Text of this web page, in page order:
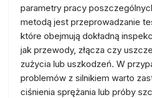
parametry pracy
metodą jest przeprowadzanie
które obejmują dokładną
jak przewody, złącza czy
zużycia lub uszkodzeń. W
problemów z silnikiem warto
ciśnienia sprężania lub próby